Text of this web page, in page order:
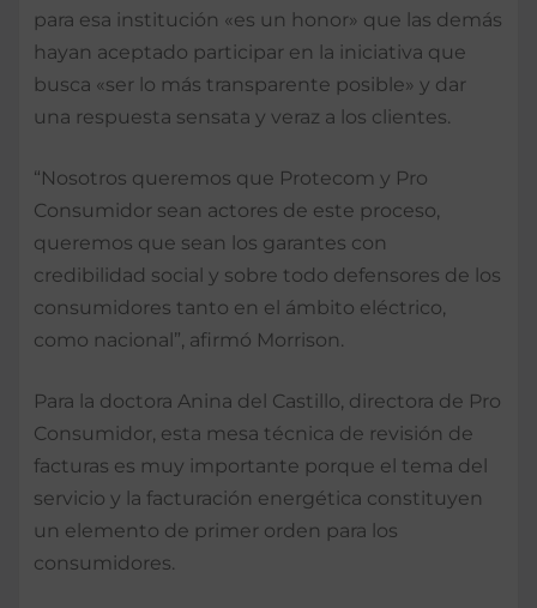
para esa institución «es un honor» que las demás
hayan aceptado participar en la iniciativa que
busca «ser lo más transparente posible» y dar
una respuesta sensata y veraz a los clientes.
“Nosotros queremos que Protecom y Pro
Consumidor sean actores de este proceso,
queremos que sean los garantes con
credibilidad social y sobre todo defensores de los
consumidores tanto en el ámbito eléctrico,
como nacional”, afirmó Morrison.
Para la doctora Anina del Castillo, directora de Pro
Consumidor, esta mesa técnica de revisión de
facturas es muy importante porque el tema del
servicio y la facturación energética constituyen
un elemento de primer orden para los
consumidores.